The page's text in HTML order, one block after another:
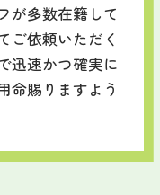
が多数在籍して
ご依頼いただく
迅速かつ確実に
命賜りますよう